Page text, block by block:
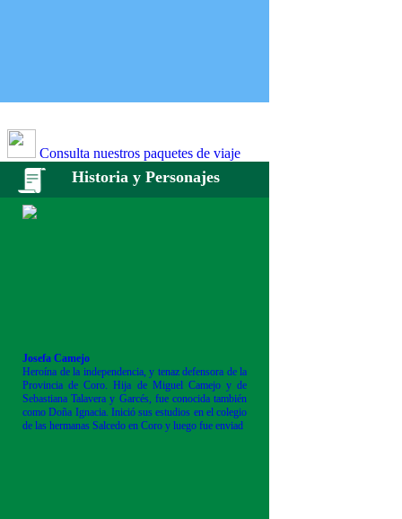
Consulta nuestros paquetes de viaje
Historia y Personajes
Josefa Camejo
Heroína de la independencia, y tenaz defensora de la
Provincia de Coro. Hija de Miguel Camejo y de
Sebastiana Talavera y Garcés, fue conocida también
como Doña Ignacia. Inició sus estudios en el colegio
de las hermanas Salcedo en Coro y luego fue enviad